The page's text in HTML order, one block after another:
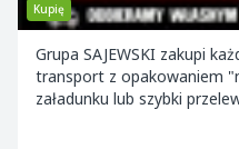
Kupię
Grupa SAJEWSKI zakupi każdą ilość Aroni
transport z opakowaniem
załadunku lub szybki